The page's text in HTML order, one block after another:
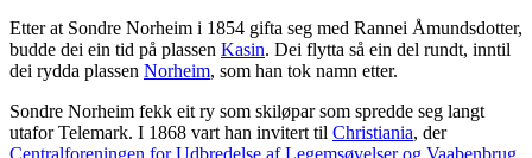
Etter at Sondre Norheim i 1854 gifta seg med Rannei Åmundsdotter,
budde dei ein tid på plassen Kasin. Dei flytta så ein del rundt, inntil
dei rydda plassen Norheim, som han tok namn etter.
Sondre Norheim fekk eit ry som skiløpar som spredde seg langt
utafor Telemark. I 1868 vart han invitert til Christiania, der